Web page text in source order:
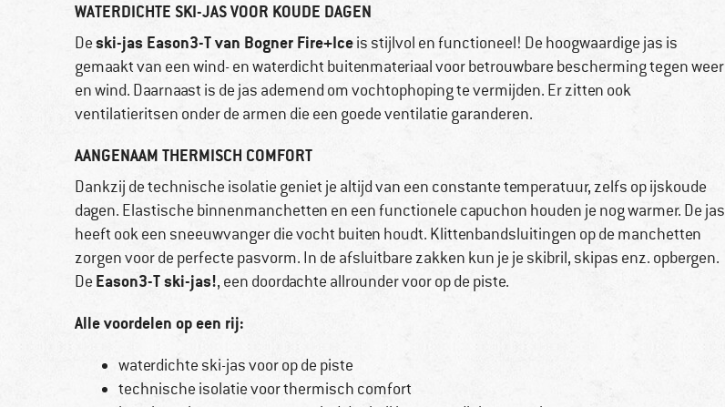
WATERDICHTE SKI-JAS VOOR KOUDE DAGEN
Deski-jas Eason3-T van Bogner Fire+Iceis stijlvol en functioneel! De hoogwaardige jas is
gemaakt van een wind- en waterdicht buitenmateriaal voor betrouwbare bescherming tegen weer
en wind. Daarnaast is de jas ademend om vochtophoping te vermijden. Er zitten ook
ventilatieritsen onder de armen die een goede ventilatie garanderen.
AANGENAAM THERMISCH COMFORT
Dankzij de technische isolatie geniet je altijd van een constante temperatuur, zelfs op ijskoude
dagen. Elastische binnenmanchetten en een functionele capuchon houden je nog warmer. De jas
heeft ook een sneeuwvanger die vocht buiten houdt. Klittenbandsluitingen op de manchetten
zorgen voor de perfecte pasvorm. In de afsluitbare zakken kun je je skibril, skipas enz. opbergen.
De Eason3-T ski-jas!, een doordachte allrounder voor op de piste.
Alle voordelen op een rij:
waterdichte ski-jas voor op de piste
technische isolatie voor thermisch comfort